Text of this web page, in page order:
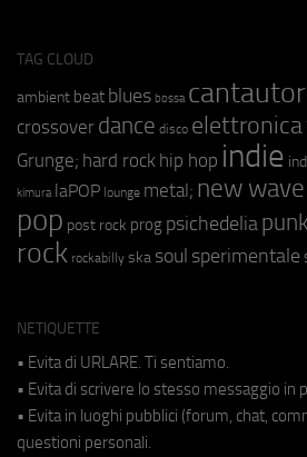
TAG CLOUD
ambient beat blues bossa
crossover dance disco elettronica
Grunge; hard rock hip hop indie
kimura laPOP lounge metal; new wave
pop post rock prog psichedeliapunk
rock rockabilly ska soul sperimentale
NETIQUETTE
• Evita di URLARE. Ti sentiamo.
• Evita di scrivere lo stesso messaggio in
• Evita in luoghi pubblici (forum, chat,
questioni personali.